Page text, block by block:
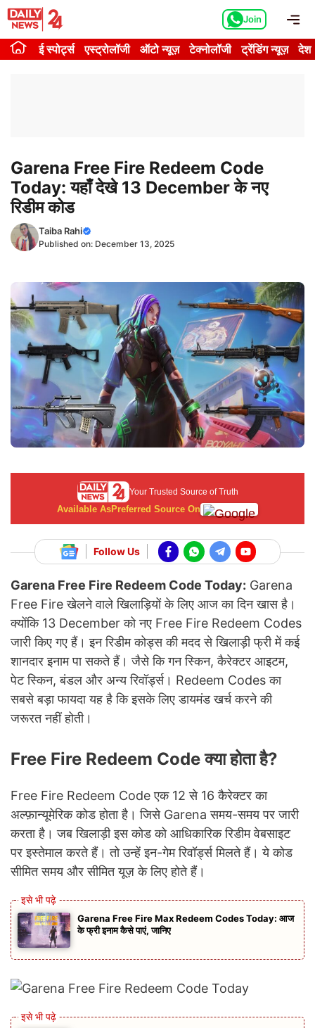
Skip
content
Join
ई स्पोर्ट्स एस्ट्रोलॉजी ऑटो न्यूज़ टेक्नोलॉजी ट्रेंडिंग न्यूज़ देश
Garena Free Fire Redeem Code
Today: यहाँ देखे 13 December के नए
रिडीम कोड
Taiba Rahi
Published on: December 13, 2025
Your Trusted Source of Truth
Available AsPreferred Source On
Follow Us
Garena Free Fire Redeem Code Today: Garena
Free Fire खेलने वाले खिलाड़ियों के लिए आज का दिन खास है।
क्योंकि 13 December को नए Free Fire Redeem Codes
जारी किए गए हैं। इन रिडीम कोड्स की मदद से खिलाड़ी फ्री में कई
शानदार इनाम पा सकते हैं। जैसे कि गन स्किन, कैरेक्टर आइटम,
पेट स्किन, बंडल और अन्य रिवॉर्ड्स। Redeem Codes का
सबसे बड़ा फायदा यह है कि इसके लिए डायमंड खर्च करने की
जरूरत नहीं होती।
Free Fire Redeem Code क्या होता है?
Free Fire Redeem Code एक 12 से 16 कैरेक्टर का
अल्फ़ान्यूमेरिक कोड होता है। जिसे Garena समय-समय पर जारी
करता है। जब खिलाड़ी इस कोड को आधिकारिक रिडीम वेबसाइट
पर इस्तेमाल करते हैं। तो उन्हें इन-गेम रिवॉर्ड्स मिलते हैं। ये कोड
सीमित समय और सीमित यूज़ के लिए होते हैं।
Garena Free Fire Max Redeem Codes Today: आज
के फ्री इनाम कैसे पाएं, जानिए